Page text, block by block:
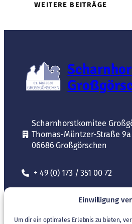
Einwilligung
Um dir ein optimales Erlebnis zu bieten,
WEITERE BEITRÄGE
Scharnhorstkomitee
Thomas-Müntzer-Straße 9a
06686 Großgörschen
+ 49 (0) 173 / 351 00 72